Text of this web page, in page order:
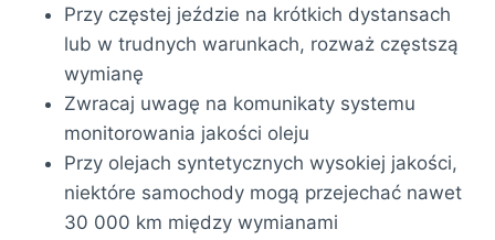
Przy częstej jeździe na krótkich dystansach
lub w trudnych warunkach, rozważ częstszą
wymianę
Zwracaj uwagę na komunikaty systemu
monitorowania jakości oleju
Przy olejach syntetycznych wysokiej jakości,
niektóre samochody mogą przejechać nawet
30 000 km między wymianami